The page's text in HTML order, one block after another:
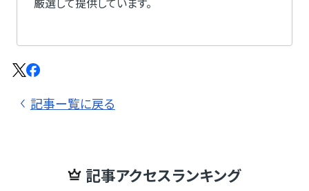
記事ー覧に戻る
記事アクセスランキング